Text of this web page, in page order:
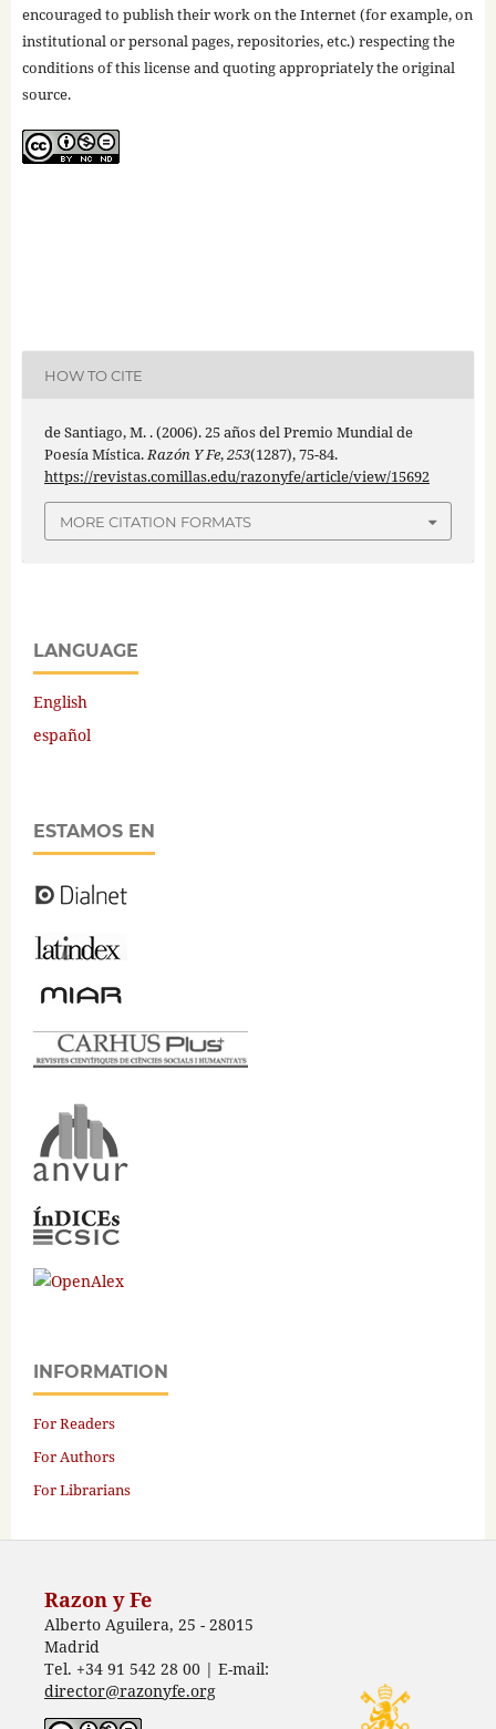
encouraged to publish their work on the Internet (for example, on
institutional or personal pages, repositories, etc.) respecting the
conditions of this license and quoting appropriately the original
source.
HOW TO CITE
de Santiago, M. . (2006). 25 años del Premio Mundial de
Poesía Mística.Razón Y Fe,253(1287), 75-84.
https://revistas.comillas.edu/razonyfe/article/view/15692
MORE CITATION FORMATS
LANGUAGE
English
español
ESTAMOS EN
INFORMATION
For Readers
For Authors
For Librarians
Razon y Fe
Alberto Aguilera, 25 - 28015
Madrid
Tel. +34 91 542 28 00 | E-mail:
director@razonyfe.org